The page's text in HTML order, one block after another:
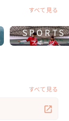
すべて見る
SPORTS
スポーツ
すべて見る